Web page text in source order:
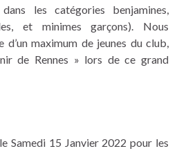
les catégories benjamines,
et minimes garçons). Nous
d’un maximum de jeunes du club,
de Rennes » lors de ce grand
Samedi 15 Janvier 2022 pour les